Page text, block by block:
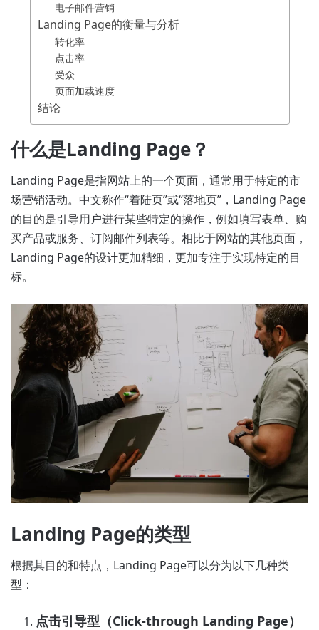
电子邮件营销
Landing Page的衡量与分析
转化率
点击率
受众
页面加载速度
结论
什么是Landing Page？
Landing Page是指网站上的一个页面，通常用于特定的市
场营销活动。中文称作“着陆页”或“落地页”，Landing Page
的目的是引导用户进行某些特定的操作，例如填写表单、购
买产品或服务、订阅邮件列表等。相比于网站的其他页面，
Landing Page的设计更加精细，更加专注于实现特定的目
标。
Landing Page的类型
根据其目的和特点，Landing Page可以分为以下几种类
型：
点击引导型（Click-through Landing Page）